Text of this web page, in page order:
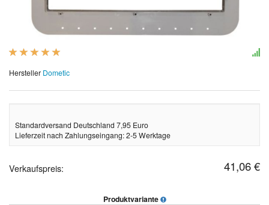
Hersteller Dometic
Standardversand Deutschland 7,95 Euro
Lieferzeit nach Zahlungseingang: 2-5 Werktage
Verkaufspreis: 41,06 €
Produktvariante